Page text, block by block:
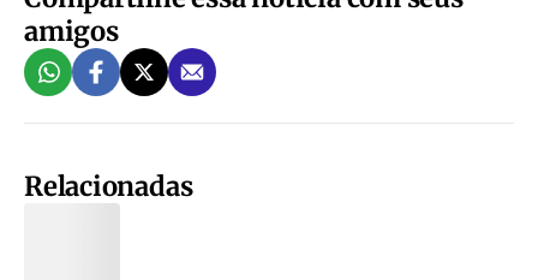
amigos
Relacionadas